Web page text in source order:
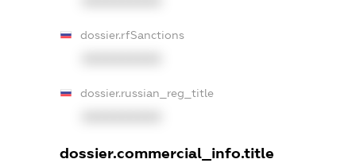
dossier.rfSanctions
dossier.russian_reg_title
dossier.commercial_info.title